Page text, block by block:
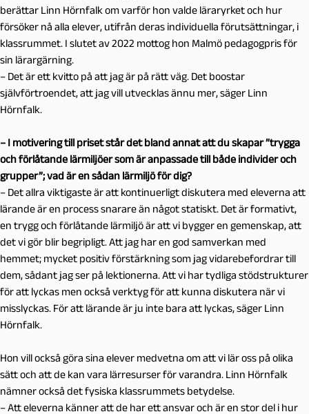
berättar Linn Hörnfalk om varför hon valde läraryrket och hur
försöker nå alla elever, utifrån deras individuella förutsättningar, i
klassrummet. I slutet av 2022 mottog hon Malmö pedagogpris för
sin lärargärning.
– Det är ett kvitto på att jag är på rätt väg. Det boostar
självförtroendet, att jag vill utvecklas ännu mer, säger Linn
Hörnfalk.
– I motivering till priset står det bland annat att du skapar ”trygga
och förlåtande lärmiljöer som är anpassade till både individer och
grupper”; vad är en sådan lärmiljö för dig?
– Det allra viktigaste är att kontinuerligt diskutera med eleverna att
lärande är en process snarare än något statiskt. Det är formativt,
en trygg och förlåtande lärmiljö är att vi bygger en gemenskap, att
det vi gör blir begripligt. Att jag har en god samverkan med
hemmet; mycket positiv förstärkning som jag vidarebefordrar till
dem, sådant jag ser på lektionerna. Att vi har tydliga stödstrukturer
för att lyckas men också verktyg för att kunna diskutera när vi
misslyckas. För att lärande är ju inte bara att lyckas, säger Linn
Hörnfalk.
Hon vill också göra sina elever medvetna om att vi lär oss på olika
sätt och att de kan vara lärresurser för varandra. Linn Hörnfalk
nämner också det fysiska klassrummets betydelse.
– Att eleverna känner att de har ett ansvar och är en stor del i hur